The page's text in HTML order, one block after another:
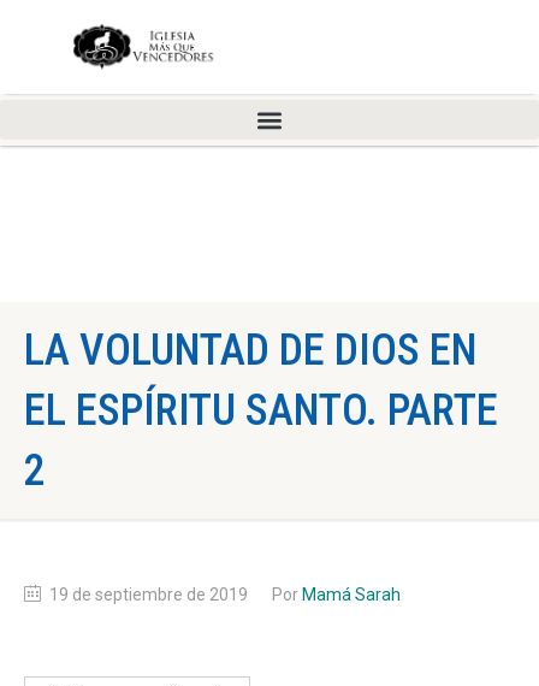
LA VOLUNTAD DE DIOS EN
EL ESPÍRITU SANTO. PARTE
2
19 de septiembre de 2019 Por Mamá Sarah